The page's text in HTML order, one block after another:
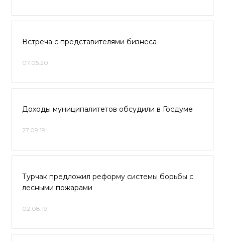
Встреча с представителями бизнеса
07.05.20
Доходы муниципалитетов обсудили в Госдуме
27.09.19
Турчак предложил реформу системы борьбы с
лесными пожарами
02.08.19